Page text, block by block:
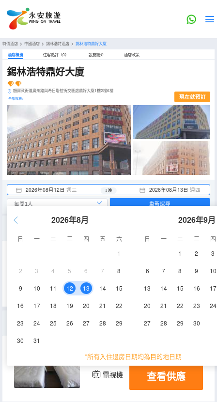
特價酒店 > 中國酒店 > 錫林浩特酒店 > 錫林浩特鼎好大廈
酒店概览 住客點評（0） 設施簡介 酒店政策
錫林浩特鼎好大廈
額爾敦街道廣州路與希日塔拉街交匯處鼎好大廈1樓2樓6樓
全部設施> 現在就預訂
2026年08月12日 週三 2026年08月13日 週四
1 晚
2026年8月
日 一 二 三 四 五
六
1
2 3 4 5 6 7 8
9 10 11 12 13 14 15
16 17 18 19 20 21 22
23 24 25 26 27 28 29
30 31
2026年9月
日 一 二 三
四
1
2 3
6 7 8 9 10
13 14 15 16 17
20 21 22 23 24
27 28 29 30
*所有入住退房日期均為目的地日期
重新搜尋
空調
商務標間
50㎡ 4-6層 空調
電視機 查看供應